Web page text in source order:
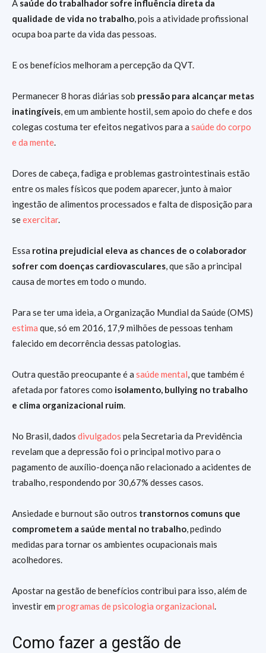
A saúde do trabalhador sofre influência direta da
qualidade de vida no trabalho, pois a atividade profissional
ocupa boa parte da vida das pessoas.
E os benefícios melhoram a percepção da QVT.
Permanecer 8 horas diárias sob pressão para alcançar metas
inatingíveis, em um ambiente hostil, sem apoio do chefe e dos
colegas costuma ter efeitos negativos para a saúde do corpo
e da mente.
Dores de cabeça, fadiga e problemas gastrointestinais estão
entre os males físicos que podem aparecer, junto à maior
ingestão de alimentos processados e falta de disposição para
seexercitar.
Essa rotina prejudicial eleva as chances de o colaborador
sofrer com doenças cardiovasculares, que são a principal
causa de mortes em todo o mundo.
Para se ter uma ideia, a Organização Mundial da Saúde (OMS)
estima que, só em 2016, 17,9 milhões de pessoas tenham
falecido em decorrência dessas patologias.
Outra questão preocupante é a saúde mental, que também é
afetada por fatores como isolamento, bullying no trabalho
e clima organizacional ruim.
No Brasil, dados divulgados pela Secretaria da Previdência
revelam que a depressão foi o principal motivo para o
pagamento de auxílio-doença não relacionado a acidentes de
trabalho, respondendo por 30,67% desses casos.
Ansiedade e burnout são outros transtornos comuns que
comprometem a saúde mental no trabalho, pedindo
medidas para tornar os ambientes ocupacionais mais
acolhedores.
Apostar na gestão de benefícios contribui para isso, além de
investir em programas de psicologia organizacional.
Como fazer a gestão de